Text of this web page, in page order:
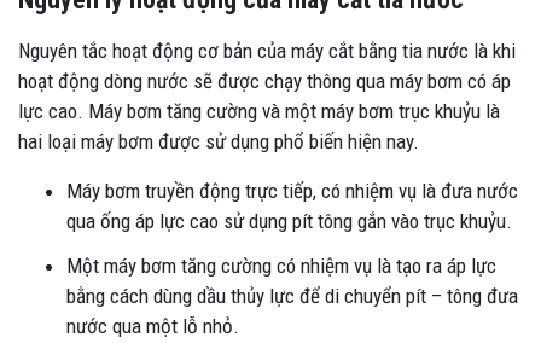
Nguyên tắc hoạt động cơ bản của máy cắt bằng tia nước là khi
hoạt động dòng nước sẽ được chạy thông qua máy bơm có áp
lực cao. Máy bơm tăng cường và một máy bơm trục khuỷu là
hai loại máy bơm được sử dụng phổ biến hiện nay.
Máy bơm truyền động trực tiếp, có nhiệm vụ là đưa nước
qua ống áp lực cao sử dụng pít tông gắn vào trục khuỷu.
Một máy bơm tăng cường có nhiệm vụ là tạo ra áp lực
bằng cách dùng dầu thủy lực để di chuyển pít – tông đưa
nước qua một lỗ nhỏ.